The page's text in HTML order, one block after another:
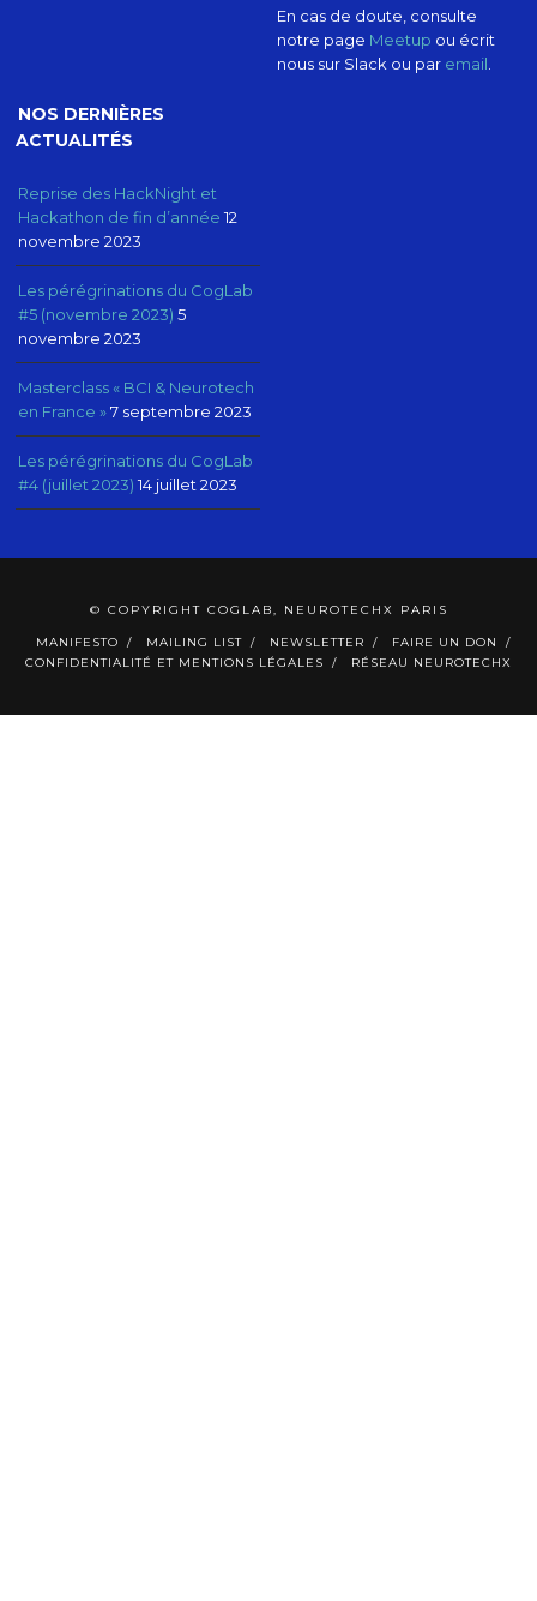
En cas de doute, consulte
notre page Meetup ou écrit
nous sur Slack ou par email
NOS DERNIÈRES
ACTUALITÉS
Reprise des HackNight et
Hackathon de fin d’année 12
novembre 2023
Les pérégrinations du CogLab
#5 (novembre 2023) 5
novembre 2023
Masterclass « BCI & Neurotech
en France » 7 septembre 2023
Les pérégrinations du CogLab
#4 (juillet 2023) 14 juillet 2023
© COPYRIGHT COGLAB, NEUROTECHX PARIS
MANIFESTO MAILING LIST NEWSLETTER
FAIRE UN DON
CONFIDENTIALITÉ ET MENTIONS LÉGALES
RÉSEAU NEUROTECHX